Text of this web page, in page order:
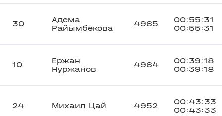
30
Адема
Райымбекова
4965
00:55:31
00:55:31
10
Ержан
Нуржанов
4964
00:39:18
00:39:18
24 Михаил Цай 4952
00:43:33
00:43:33